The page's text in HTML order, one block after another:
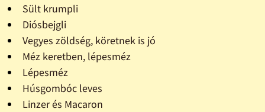
Sült krumpli
Diósbejgli
Vegyes zöldség, köretnek is jó
Méz keretben, lépesméz
Lépesméz
Húsgombóc leves
Linzer és Macaron